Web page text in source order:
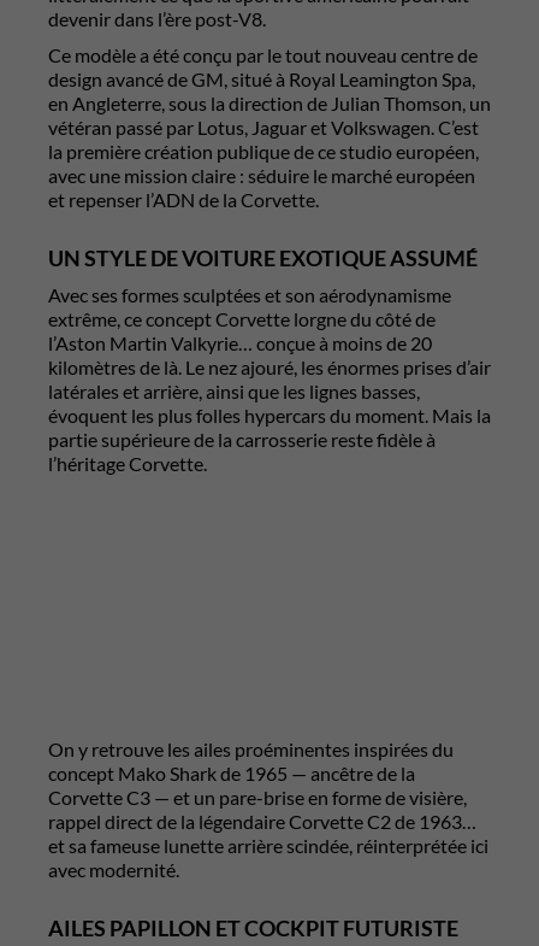
devenir dans l’ère post-V8.
Ce modèle a été conçu par le tout nouveau centre de
design avancé de GM, situé à Royal Leamington Spa,
en Angleterre, sous la direction de Julian Thomson, un
vétéran passé par Lotus, Jaguar et Volkswagen. C’est
la première création publique de ce studio européen,
avec une mission claire : séduire le marché européen
et repenser l’ADN de la Corvette.
UN STYLE DE VOITURE EXOTIQUE ASSUMÉ
Avec ses formes sculptées et son aérodynamisme
extrême, ce concept Corvette lorgne du côté de
l’Aston Martin Valkyrie… conçue à moins de 20
kilomètres de là. Le nez ajouré, les énormes prises d’air
latérales et arrière, ainsi que les lignes basses,
évoquent les plus folles hypercars du moment. Mais la
partie supérieure de la carrosserie reste fidèle à
l’héritage Corvette.
On y retrouve les ailes proéminentes inspirées du
concept Mako Shark de 1965 — ancêtre de la
Corvette C3 — et un pare-brise en forme de visière,
rappel direct de la légendaire Corvette C2 de 1963…
et sa fameuse lunette arrière scindée, réinterprétée ici
avec modernité.
AILES PAPILLON ET COCKPIT FUTURISTE